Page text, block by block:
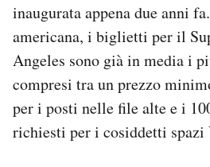
inaugurata appena due anni
americana, i biglietti per il
Angeles sono già in media i
compresi tra un prezzo
per i posti nelle file alte e i
richiesti per i cosiddetti spazi